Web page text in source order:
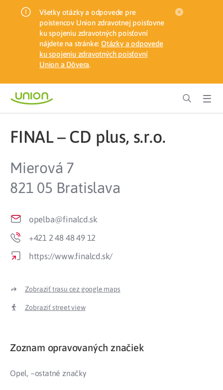
Všetky otázky a odpovede pre
poistencov Union zdravotnej poisťovne
ku spojeniu zdravotných poisťovní
nájdete na stránke: Otázky a odpovede
ku spojeniu zdravotných poisťovní
Union a Dôvera.
FINAL – CD plus, s.r.o.
Mierová 7
821 05 Bratislava
opelba@finalcd.sk
+421 2 48 48 49 12
https://www.finalcd.sk/
Zobraziť trasu cez google maps
Zobraziť street view
Zoznam opravovaných značiek
Opel, ~ostatné značky